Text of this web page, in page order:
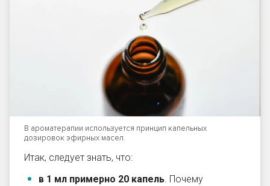
В ароматерапии используется принцип капельных
дозировок эфирных масел.
Итак, следует знать, что:
в 1 мл примерно 20 капель. Почему